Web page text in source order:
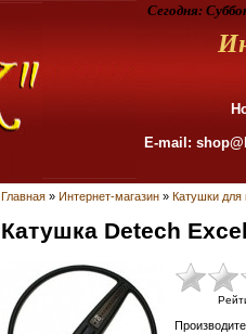
Сегодня:
E-mail:
Главная » Интернет-магазин » Катушки для
Катушка Detech